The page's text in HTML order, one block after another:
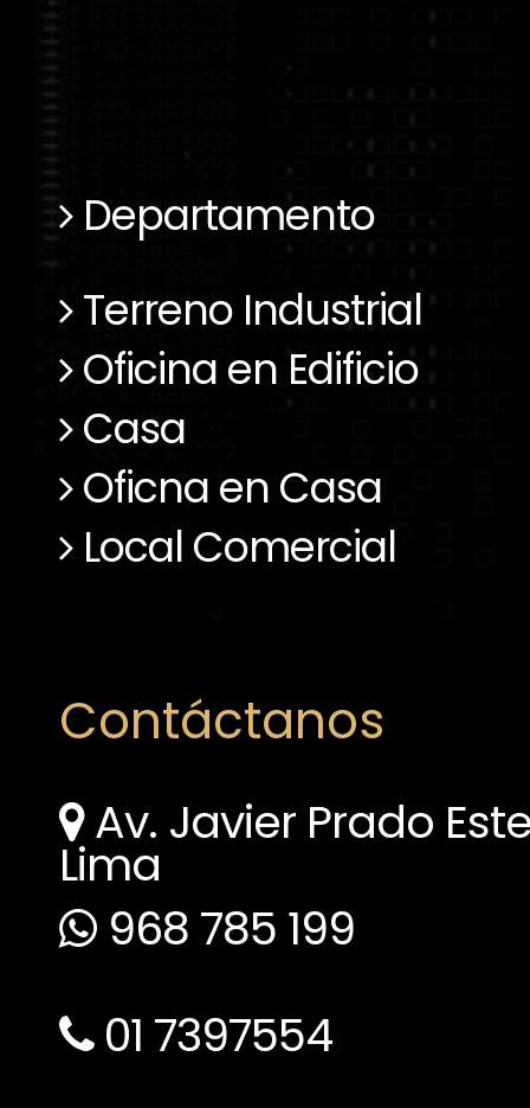
Departamento
Terreno Industrial
Oficina en Edificio
Casa
Oficna en Casa
Local Comercial
Contáctanos
Av. Javier Prado
Lima
968 785 199
01 7397554